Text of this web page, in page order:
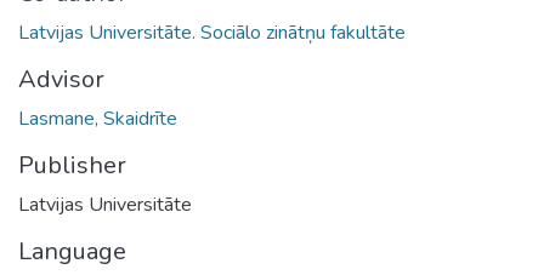
Latvijas Universitāte. Sociālo zinātņu fakultāte
Advisor
Lasmane, Skaidrīte
Publisher
Latvijas Universitāte
Language